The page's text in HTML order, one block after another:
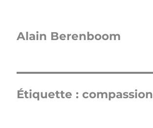
Alain Berenboom
Étiquette :compassion